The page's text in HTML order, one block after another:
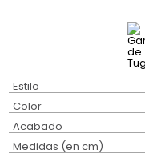
Estilo
Color
Acabado
Medidas (en cm)